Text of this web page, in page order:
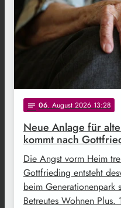
notes 06. August 2026 13:28
Neue Anlage für
kommt nach
Die Angst vorm Heim
Gottfrieding entsteht
beim Generationenpark
Betreutes Wohnen